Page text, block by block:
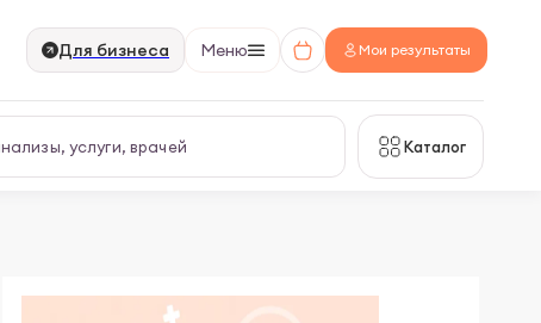
Для бизнеса Меню Мои результаты
Каталог